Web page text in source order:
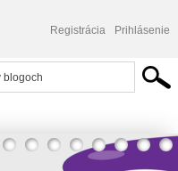
Registrácia Prihlásenie